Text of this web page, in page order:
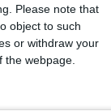
Please note that
object to such
or withdraw your
webpage.